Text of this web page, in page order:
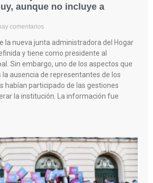
aunque no incluye a
comentarios
la nueva junta administradora del Hogar
y tiene como presidente al
Sin embargo, uno de los aspectos que
la ausencia de representantes de los
habían participado de las gestiones
la institución. La información fue